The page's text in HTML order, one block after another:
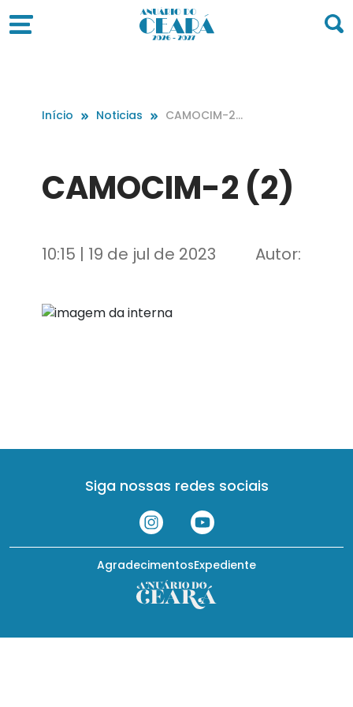
Início Noticias
CAMOCIM-2
CAMOCIM-2 (2)
10:15 | 19 de jul de 2023 Autor:
Siga nossas redes sociais
Expediente
Agradecimentos